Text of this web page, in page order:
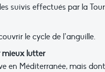
suivis effectués par la
le cycle de l’anguille.
mieux lutter
en Méditerranée, mais